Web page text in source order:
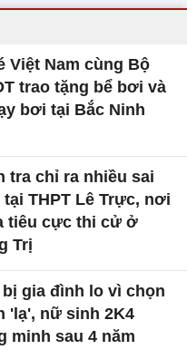
Việt Nam cùng Bộ
trao tặng bể bơi và
bơi tại Bắc Ninh
tra chỉ ra nhiều sai
tại THPT Lê Trực, nơi
tiêu cực thi cử ở
Trị
gia đình lo vì chọn
'lạ', nữ sinh 2K4
minh sau 4 năm